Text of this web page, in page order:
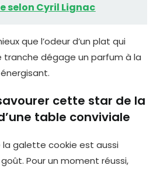
selon Cyril Lignac
que l’odeur d’un plat qui
tranche dégage un parfum à la
cette star de la
table conviviale
la galette cookie est aussi
Pour un moment réussi,